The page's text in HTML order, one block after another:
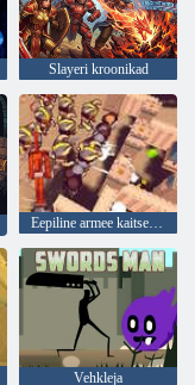
Slayeri kroonikad
Eepiline armee kaitse tõusev sõda
Vehkleja